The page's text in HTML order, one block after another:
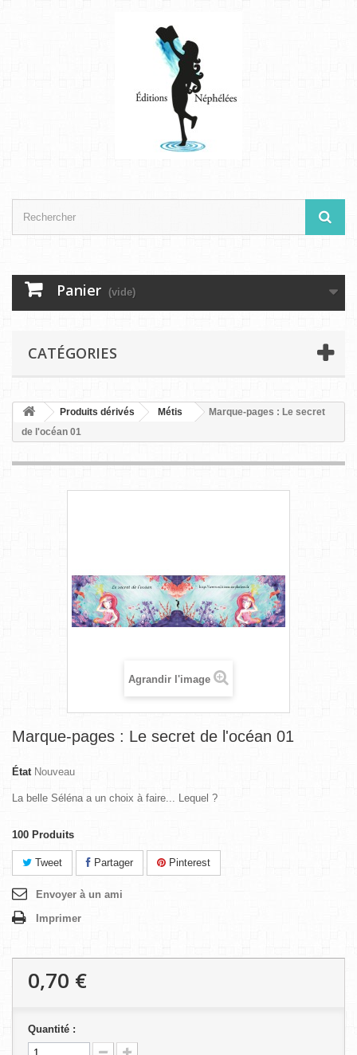
Panier (vide)
CATÉGORIES
Produits dérivés Métis
Marque-pages : Le secret
de l'océan 01
Agrandir l'image
Marque-pages : Le secret de l'océan 01
État Nouveau
La belle Séléna a un choix à faire... Lequel ?
100 Produits
Tweet Partager Pinterest
Envoyer à un ami
Imprimer
0,70 €
Quantité :